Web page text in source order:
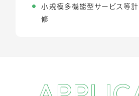
小規模多機能型サービス等
修